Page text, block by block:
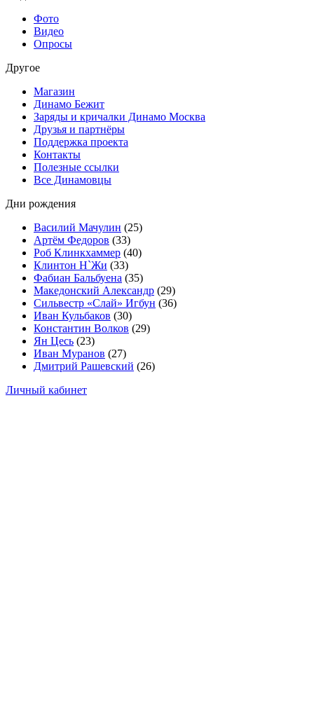
Фото
Видео
Опросы
Другое
Магазин
Динамо Бежит
Заряды и кричалки Динамо Москва
Друзья и партнёры
Поддержка проекта
Контакты
Полезные ссылки
Все Динамовцы
Дни рождения
Василий Мачулин (25)
Артём Федоров (33)
Роб Клинкхаммер (40)
Клинтон Н`Жи (33)
Фабиан Бальбуена (35)
Македонский Александр (29)
Сильвестр «Слай» Игбун (36)
Иван Кульбаков (30)
Константин Волков (29)
Ян Цесь (23)
Иван Муранов (27)
Дмитрий Рашевский (26)
Личный кабинет